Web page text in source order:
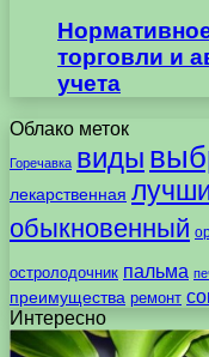
торговли и
учета
Облако меток
Горечавка виды
лекарственная
обыкновенный
остролодочник пальма
преимущества ремонт
Интересно